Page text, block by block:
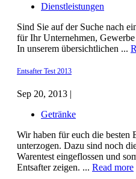
Dienstleistungen
Sind Sie auf der Suche nach
für Ihr Unternehmen,
In unserem übersichtlichen ...
Entsafter Test 2013
Sep 20, 2013 |
Getränke
Wir haben für euch die besten
unterzogen. Dazu sind noch
Warentest eingeflossen und
Entsafter zeigen. ... Read more